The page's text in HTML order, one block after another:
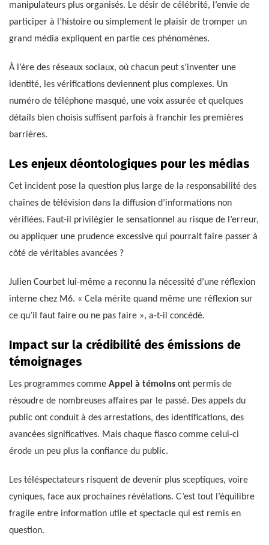
manipulateurs plus organisés. Le désir de célébrité, l’envie de
participer à l’histoire ou simplement le plaisir de tromper un
grand média expliquent en partie ces phénomènes.
À l’ère des réseaux sociaux, où chacun peut s’inventer une
identité, les vérifications deviennent plus complexes. Un
numéro de téléphone masqué, une voix assurée et quelques
détails bien choisis suffisent parfois à franchir les premières
barrières.
Les enjeux déontologiques pour les médias
Cet incident pose la question plus large de la responsabilité des
chaînes de télévision dans la diffusion d’informations non
vérifiées. Faut-il privilégier le sensationnel au risque de l’erreur,
ou appliquer une prudence excessive qui pourrait faire passer à
côté de véritables avancées ?
Julien Courbet lui-même a reconnu la nécessité d’une réflexion
interne chez M6. « Cela mérite quand même une réflexion sur
ce qu’il faut faire ou ne pas faire », a-t-il concédé.
Impact sur la crédibilité des émissions de
témoignages
Les programmes comme Appel à témoins ont permis de
résoudre de nombreuses affaires par le passé. Des appels du
public ont conduit à des arrestations, des identifications, des
avancées significatives. Mais chaque fiasco comme celui-ci
érode un peu plus la confiance du public.
Les téléspectateurs risquent de devenir plus sceptiques, voire
cyniques, face aux prochaines révélations. C’est tout l’équilibre
fragile entre information utile et spectacle qui est remis en
question.